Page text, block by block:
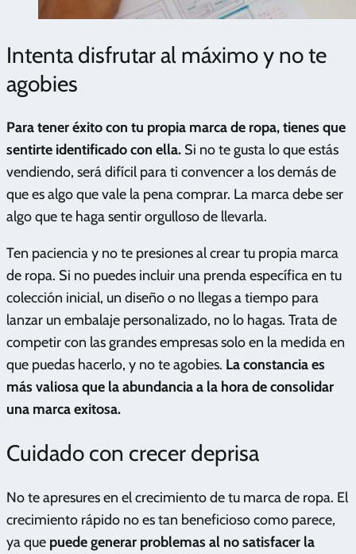
Intenta disfrutar al máximo y no te
agobies
Para tener éxito con tu propia marca de ropa, tienes que
sentirte identificado con ella. Si no te gusta lo que estás
vendiendo, será difícil para ti convencer a los demás de
que es algo que vale la pena comprar. La marca debe ser
algo que te haga sentir orgulloso de llevarla.
Ten paciencia y no te presiones al crear tu propia marca
de ropa. Si no puedes incluir una prenda específica en tu
colección inicial, un diseño o no llegas a tiempo para
lanzar un embalaje personalizado, no lo hagas. Trata de
competir con las grandes empresas solo en la medida en
que puedas hacerlo, y no te agobies. La constancia es
más valiosa que la abundancia a la hora de consolidar
una marca exitosa.
Cuidado con crecer deprisa
No te apresures en el crecimiento de tu marca de ropa. El
crecimiento rápido no es tan beneficioso como parece,
ya que puede generar problemas al no satisfacer la